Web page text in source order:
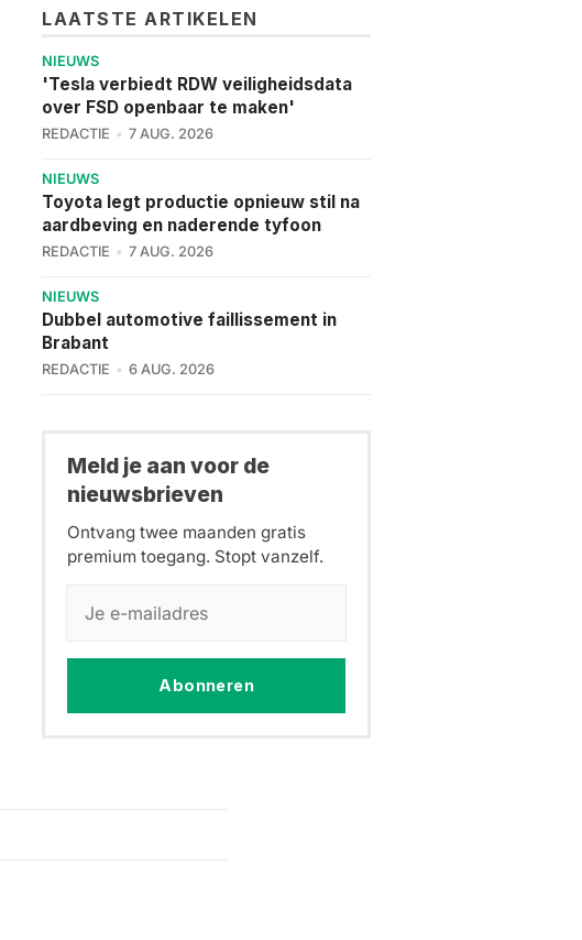
LAATSTE ARTIKELEN
NIEUWS
'Tesla verbiedt RDW veiligheidsdata
over FSD openbaar te maken'
REDACTIE 7 AUG. 2026
NIEUWS
Toyota legt productie opnieuw stil na
aardbeving en naderende tyfoon
REDACTIE 7 AUG. 2026
NIEUWS
Dubbel automotive faillissement in
Brabant
REDACTIE 6 AUG. 2026
Meld je aan voor de
nieuwsbrieven
Ontvang twee maanden gratis
premium toegang. Stopt vanzelf.
Abonneren